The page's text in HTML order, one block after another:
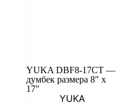
YUKA DBF8-17CT —
думбек размера 8″ x
17″
YUKA